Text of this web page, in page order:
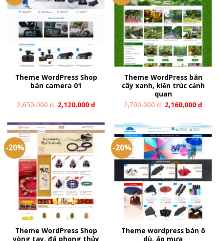
Theme WordPress Shop
bán camera 01
2,650,000₫ 2,120,000₫
Theme WordPress bán
cây xanh, kiến trúc cảnh
quan
2,700,000₫ 2,160,000₫
-20%
Theme WordPress Shop
vòng tay, đá phong thủy
-20%
Theme wordpress bán ô
dù, áo mưa